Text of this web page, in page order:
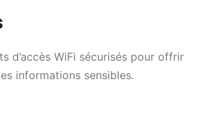
d’accès WiFi sécurisés pour offrir
informations sensibles.